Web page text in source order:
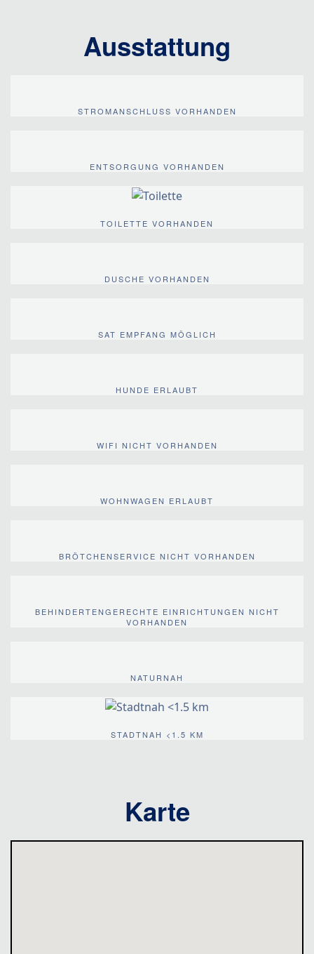
Ausstattung
STROMANSCHLUSS VORHANDEN
ENTSORGUNG VORHANDEN
TOILETTE VORHANDEN
DUSCHE VORHANDEN
SAT EMPFANG MÖGLICH
HUNDE ERLAUBT
WIFI NICHT VORHANDEN
WOHNWAGEN ERLAUBT
BRÖTCHENSERVICE NICHT VORHANDEN
BEHINDERTENGERECHTE EINRICHTUNGEN NICHT
VORHANDEN
NATURNAH
STADTNAH <1.5 KM
Karte